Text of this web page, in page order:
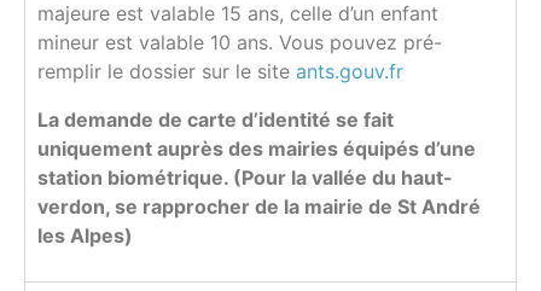
majeure est valable 15 ans, celle d’un enfant
mineur est valable 10 ans. Vous pouvez pré-
remplir le dossier sur le site ants.gouv.fr
La demande de carte d’identité se fait
uniquement auprès des mairies équipés d’une
station biométrique. (Pour la vallée du haut-
verdon, se rapprocher de la mairie de St André
les Alpes)